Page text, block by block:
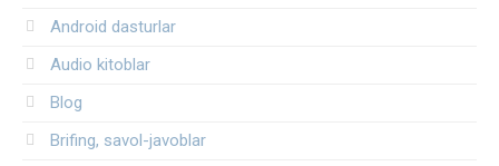
Android dasturlar
Audio kitoblar
Blog
Brifing, savol-javoblar